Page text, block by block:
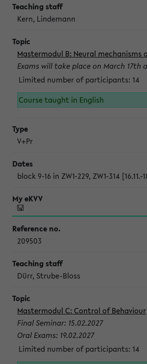
Kern, Lindemann
Mastermodul B: Neural mechanisms
Exams will take place on March 17th
Limited number of participants: 14
Course taught in English
V+Pr
block 9-16 in ZW1-229, ZW1-314 [16.11.-
209503
Dürr, Strube-Bloss
Mastermodul C: Control of Behaviour
Final Seminar: 15.02.2027
Oral Exams: 19.02.2027
Limited number of participants: 14